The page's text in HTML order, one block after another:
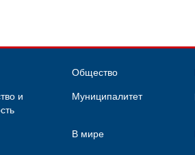
Общество
и
Муниципалитет
В мире